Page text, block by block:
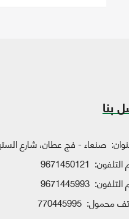
بنا
صنعاء - فج عطان، شارع
التلفون: 9671450121
التلفون: 9671445993
محمول: 770445995